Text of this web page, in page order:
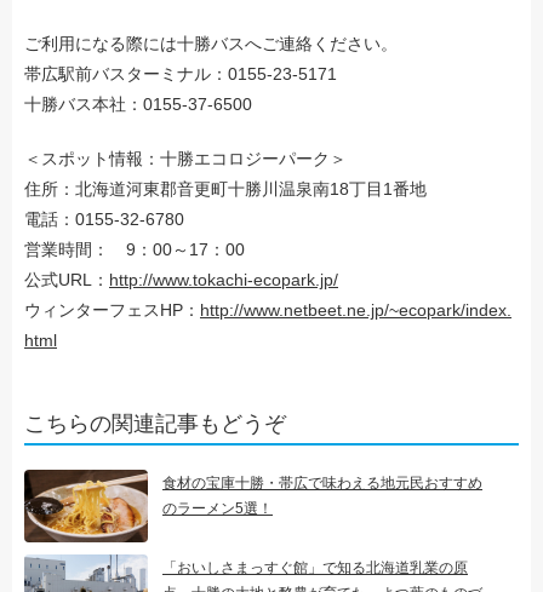
ご利用になる際には十勝バスへご連絡ください。
帯広駅前バスターミナル：0155-23-5171
十勝バス本社：0155-37-6500
＜スポット情報：十勝エコロジーパーク＞
住所：北海道河東郡音更町十勝川温泉南18丁目1番地
電話：0155-32-6780
営業時間： 9：00～17：00
公式URL： http://www.tokachi-ecopark.jp/
ウィンターフェスHP： http://www.netbeet.ne.jp/~ecopark/index.
html
こちらの関連記事もどうぞ
食材の宝庫十勝・帯広で味わえる地元民おすすめ
のラーメン5選！
「おいしさまっすぐ館」で知る北海道乳業の原